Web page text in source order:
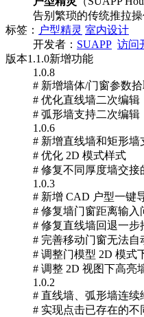
告别繁琐的传统推拉
标签： 户型精灵 室内设计
开发者： SUAPP 访问
版本1.1.0新增功能
1.0.8
# 新增墙体/门窗参数
# 优化直线墙二次编辑
# 弧形墙支持二次编辑
1.0.6
# 新增直线墙和矩形墙
# 优化 2D 模式样式
# 修复不同厚度墙交接
1.0.3
# 新增 CAD 户型一键
# 修复墙门窗距离输入
# 修复直线墙回退一
# 完善移动门窗无法自
# 调整门模型 2D 模式
# 调整 2D 视图下高亮
1.0.2
# 直线墙、弧形墙连
# 实现点击已存在的不